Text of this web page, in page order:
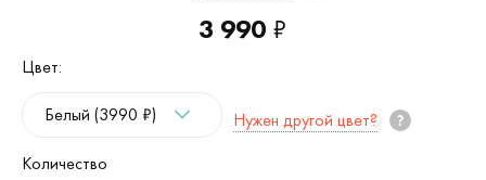
3 990 ₽
Цвет:
Белый (3990 ₽)
Нужен другой цвет?
Количество